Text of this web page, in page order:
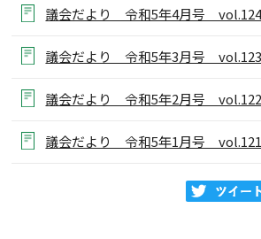
議会だより 令和5年4月号
議会だより 令和5年3月号 vol.123
議会だより 令和5年2月号 vol.122
議会だより 令和5年1月号 vol.121